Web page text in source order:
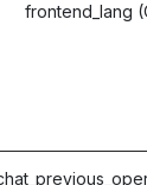
frontend_lang